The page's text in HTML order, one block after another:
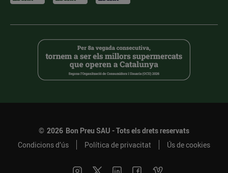
© 2026 Bon Preu SAU - Tots els drets reservats
Condicions d’ús
Política de privacitat Ús de cookies